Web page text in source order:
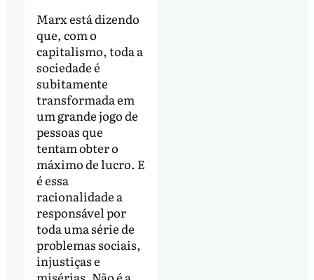
Marx está dizendo
que, com o
capitalismo, toda a
sociedade é
subitamente
transformada em
um grande jogo de
pessoas que
tentam obter o
máximo de lucro. E
é essa
racionalidade a
responsável por
toda uma série de
problemas sociais,
injustiças e